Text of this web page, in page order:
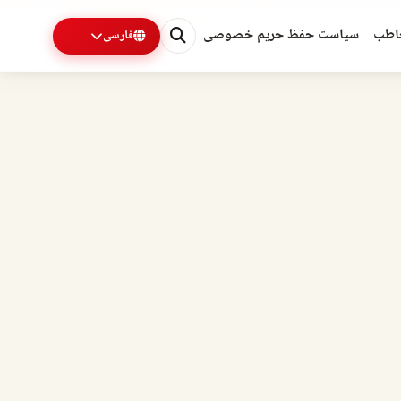
سیاست حفظ حریم خصوصی فارسی0%1 دقیقه باقی مانده